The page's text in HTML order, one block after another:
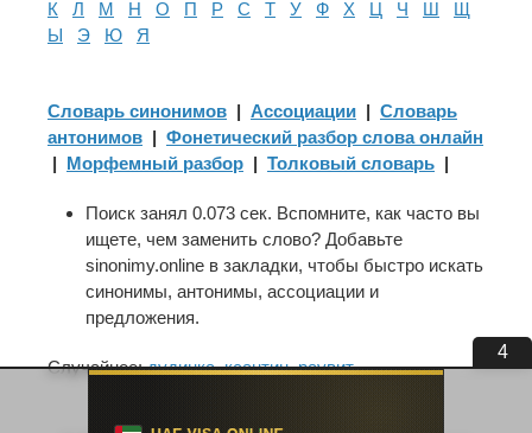
К
Л М Н О П Р С Т У Ф Х Ц Ч Ш
Щ
Ы
Э Ю Я
Словарь синонимов | Ассоциации | Словарь
антонимов | Фонетический разбор слова онлайн
| Морфемный разбор | Толковый словарь |
Поиск занял 0.073 сек. Вспомните, как часто вы
ищете, чем заменить слово? Добавьте
sinonimy.online в закладки, чтобы быстро искать
синонимы, антонимы, ассоциации и
предложения.
Случайное:дудинка,ксантин,раувит
4